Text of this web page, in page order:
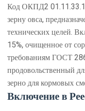
Код ОКПД2
зерну овса,
технических целей.
15%, очищенное от
требованиям ГОСТ
продовольственный
зерно для кормовых
Включение в